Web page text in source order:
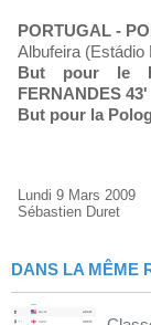
PORTUGAL -
Albufeira (Estádio
But pour le
FERNANDES 43'
But pour la
Lundi 9 Mars 2009
Sébastien Duret
DANS LA MÊME